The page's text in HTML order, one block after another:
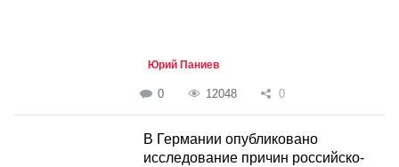
Юрий Паниев
0 12048 0
В Германии опубликовано
исследование причин российско-